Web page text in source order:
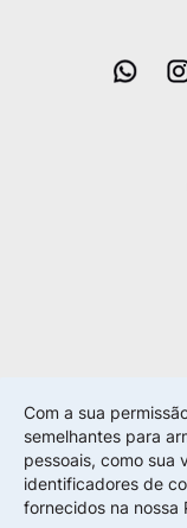
Com a sua
semelhantes para
pessoais, como sua
identificadores de
fornecidos na nossa
By